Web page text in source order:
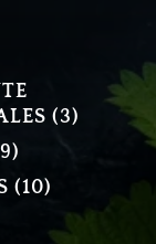
33
69
PRODUCTOS
1010